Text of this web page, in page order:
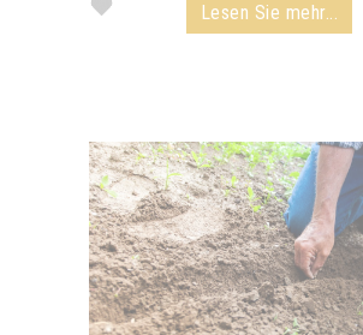
Lesen Sie mehr...